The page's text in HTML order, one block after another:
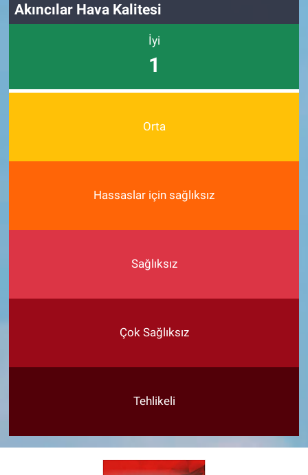
Akıncılar Hava Kalitesi
İyi
1
Orta
Hassaslar için sağlıksız
Sağlıksız
Çok Sağlıksız
Tehlikeli